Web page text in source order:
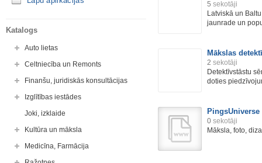
Katalogs
Auto lietas
Celtniecība un Remonts
Finanšu, juridiskās konsultācijas
Izglītības iestādes
Joki, izklaide
Kultūra un māksla
Medicīna, Farmācija
5 sekotāji
Latviskā un
jaunrade un
Mākslas
2 sekotāji
Detektīvstāstu
doties
PingsUniverse
0 sekotāji
Māksla, foto,